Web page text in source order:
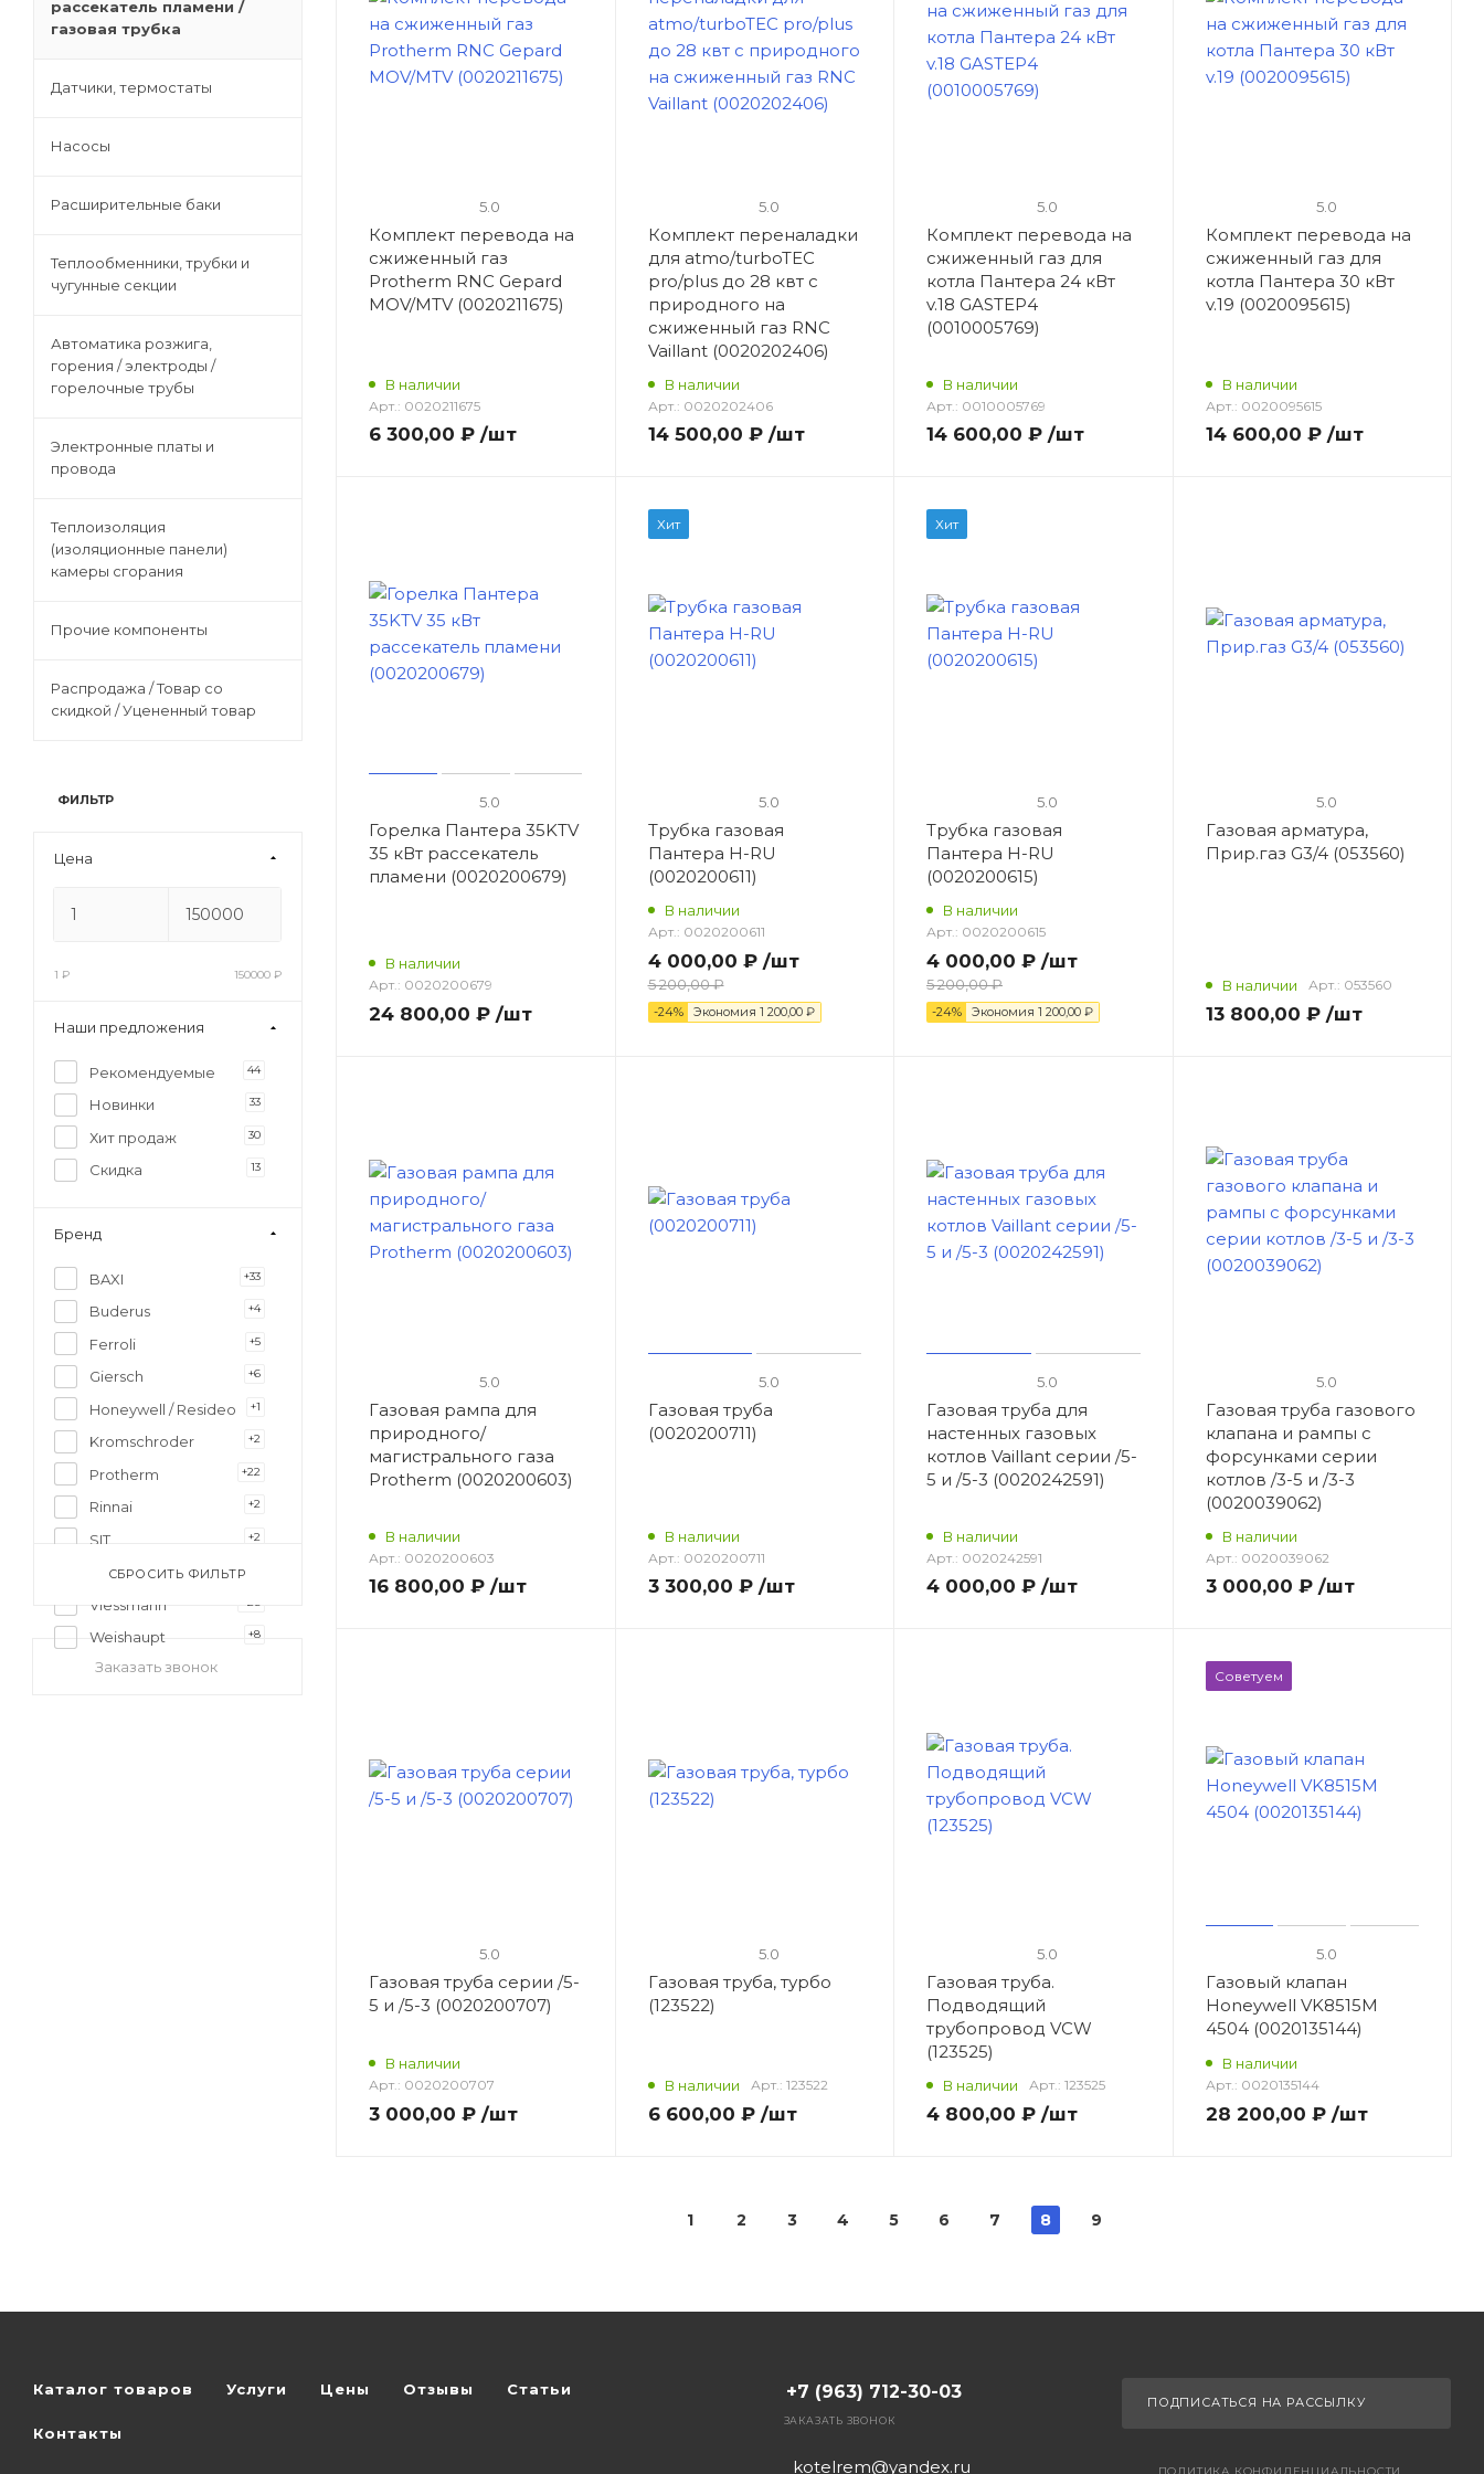
рассекатель пламени /
газовая трубка
Датчики, термостаты
Насосы
Расширительные баки
Теплообменники, трубки и
чугунные секции
Автоматика розжига,
горения / электроды /
горелочные трубы
Электронные платы и
провода
Теплоизоляция
(изоляционные панели)
камеры сгорания
Прочие компоненты
Распродажа / Товар со
скидкой / Уцененный товар
ФИЛЬТР
Цена
1 ₽ 150000 ₽
Наши предложения
Рекомендуемые 44
Новинки 33
Хит продаж 30
Скидка 13
Бренд
BAXI +33
Buderus +4
Ferroli +5
Giersch +6
Honeywell / Resideo +1
Kromschroder +2
Protherm +22
Rinnai +2
SIT +2
Vaillant
Viessmann
Weishaupt +8
СБРОСИТЬ ФИЛЬТР
Заказать звонок
5.0
Комплект перевода на
сжиженный газ
Protherm RNC Gepard
MOV/MTV (0020211675)
В наличии
Арт.: 0020211675
6 300,00 ₽ /шт
5.0
Комплект переналадки
для atmo/turboTEC
pro/plus до 28 квт с
природного на
сжиженный газ RNC
Vaillant (0020202406)
В наличии
Арт.: 0020202406
14 500,00 ₽/шт
5.0
Комплект перевода на
сжиженный газ для
котла Пантера 24 кВт
v.18 GASTEP4
(0010005769)
В наличии
Арт.: 0010005769
14 600,00 ₽ /шт
5.0
Комплект перевода на
сжиженный газ для
котла Пантера 30 кВт
v.19 (0020095615)
В наличии
Арт.: 0020095615
14 600,00 ₽/шт
5.0
Горелка Пантера 35KTV
35 кВт рассекатель
пламени (0020200679)
В наличии
Арт.: 0020200679
24 800,00 ₽ /шт
Хит
5.0
Трубка газовая
Пантера H-RU
(0020200611)
В наличии
Арт.: 0020200611
4 000,00 ₽/шт
5 200,00 ₽
-24% Экономия 1 200,00 ₽
Хит
5.0
Трубка газовая
Пантера H-RU
(0020200615)
В наличии
Арт.: 0020200615
4 000,00 ₽ /шт
5 200,00 ₽
-24% Экономия 1 200,00 ₽
5.0
Газовая арматура,
Прир.газ G3/4 (053560)
В наличии Арт.: 053560
13 800,00 ₽/шт
5.0
Газовая рампа для
природного/
магистрального газа
Protherm (0020200603)
В наличии
Арт.: 0020200603
16 800,00 ₽ /шт
5.0
Газовая труба
(0020200711)
В наличии
Арт.: 0020200711
3 300,00 ₽/шт
5.0
Газовая труба для
настенных газовых
котлов Vaillant серии /5-
5 и /5-3 (0020242591)
В наличии
Арт.: 0020242591
4 000,00 ₽ /шт
5.0
Газовая труба газового
клапана и рампы с
форсунками серии
котлов /3-5 и /3-3
(0020039062)
В наличии
Арт.: 0020039062
3 000,00 ₽/шт
5.0
Газовая труба серии /5-
5 и /5-3 (0020200707)
В наличии
Арт.: 0020200707
3 000,00 ₽ /шт
5.0
Газовая труба, турбо
(123522)
В наличии Арт.: 123522
6 600,00 ₽/шт
5.0
Газовая труба.
Подводящий
трубопровод VCW
(123525)
В наличии Арт.: 123525
4 800,00 ₽ /шт
Советуем
5.0
Газовый клапан
Honeywell VK8515M
4504 (0020135144)
В наличии
Арт.: 0020135144
28 200,00 ₽/шт
1 2 3 4 5 6 7 8 9
Каталог товаров Услуги Цены Отзывы Статьи
Контакты
+7 (963) 712-30-03
ЗАКАЗАТЬ ЗВОНОК
kotelrem@yandex.ru
ПОДПИСАТЬСЯ НА РАССЫЛКУ
Автоматика розжига, горения /
электроды / горелочные трубы
панели) камеры сгорания
Прочие компоненты
Распродажа / Товар со скидкой
/ Уцененный товар